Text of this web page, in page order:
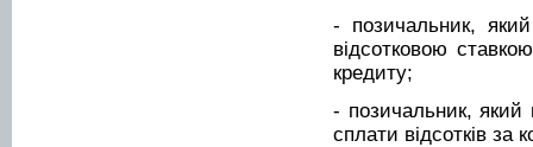
- позичальник,
відсотковою
кредиту;
- позичальник, який
сплати відсотків за